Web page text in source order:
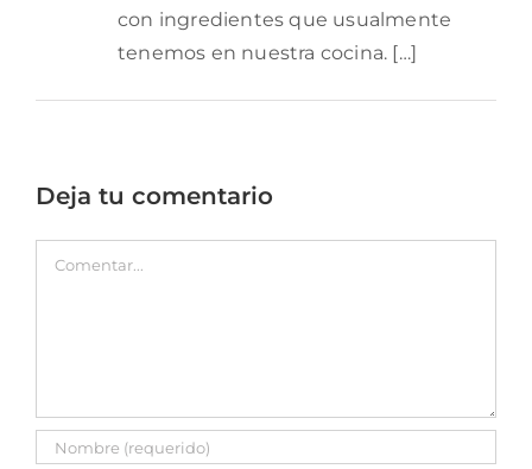
con ingredientes que usualmente
tenemos en nuestra cocina. […]
Deja tu comentario
Comentar